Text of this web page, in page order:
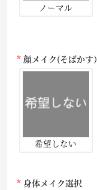
ノーマル
顔メイク(そばかす）
希望しない
身体メイク選択